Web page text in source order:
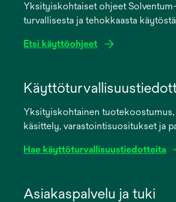
Yksityiskohtaiset ohjeet
turvallisesta ja tehokkaasta
Etsi käyttöohjeet
newYksityiskohtainen tuotekoostumus,
käsittely, varastointisuositukset ja
Hae käyttöturvallisuustiedotteita
Asiakaspalvelu ja tuki